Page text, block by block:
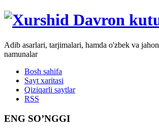
Adib asarlari, tarjimalari, hamda o'zbek va
namunalar
Bosh sahifa
Sayt xaritasi
Qiziqarli saytlar
RSS
ENG SO’NGGI